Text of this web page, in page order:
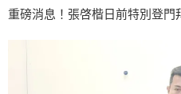
重磅消息！張啓楷日前特別登門